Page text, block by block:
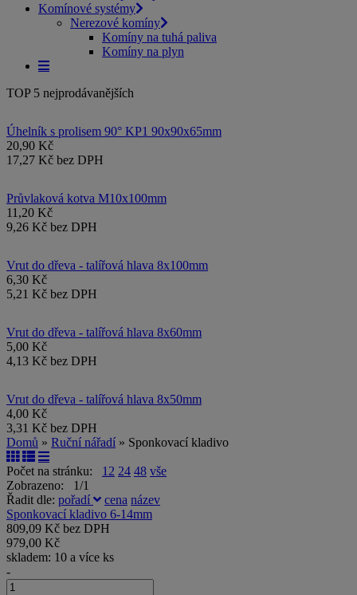
Komínové systémy
Nerezové komíny
Komíny na tuhá paliva
Komíny na plyn
TOP 5 nejprodávanějších
Úhelník s prolisem 90° KP1 90x90x65mm
20,90 Kč
17,27 Kč bez DPH
Průvlaková kotva M10x100mm
11,20 Kč
9,26 Kč bez DPH
Vrut do dřeva - talířová hlava 8x100mm
6,30 Kč
5,21 Kč bez DPH
Vrut do dřeva - talířová hlava 8x60mm
5,00 Kč
4,13 Kč bez DPH
Vrut do dřeva - talířová hlava 8x50mm
4,00 Kč
3,31 Kč bez DPH
Domů » Ruční nářadí » Sponkovací kladivo
Počet na stránku: 12 24 48 vše
Zobrazeno: 1/1
Řadit dle: pořadí cena název
Sponkovací kladivo 6-14mm
809,09 Kč bez DPH
979,00 Kč
skladem: 10 a více ks
-